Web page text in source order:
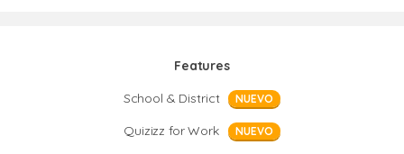
Features
School & District
NUEVO
Quizizz for Work NUEVO